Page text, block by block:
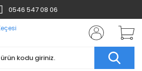
0546 547 08 06